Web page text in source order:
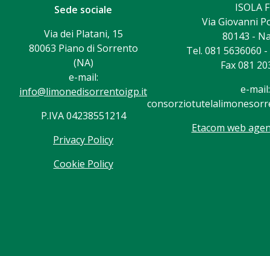
Sede sociale
Via dei Platani, 15
80063 Piano di Sorrento
(NA)
e-mail:
info@limonedisorrentoigp.it
P.IVA 04238551214
Privacy Policy
Cookie Policy
ISOLA
Via Giovanni
80143 -
Tel. 081 5636060
Fax 081
e-mail:
Etacom web